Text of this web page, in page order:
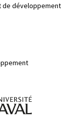
de développement